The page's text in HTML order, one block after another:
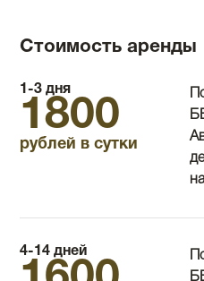
Стоимость аренды
1-3 дня
1800
рублей в сутки
4-14 дней